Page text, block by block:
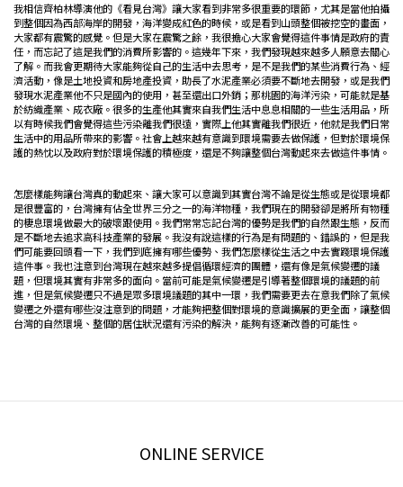
我相信齊柏林導演他的《看見台灣》讓大家看到非常多很重要的環節，尤其是當他拍攝
到整個因為西部海岸的開發，海洋變成紅色的時候，或是看到山頭整個被挖空的畫面，
大家都有震驚的感覺。但是大家在震驚之餘，我很擔心大家會覺得這件事情是政府的責
任，而忘記了這是我們的消費所影響的。這幾年下來，我們發現越來越多人願意去關心
了解。而我會更期待大家能夠從自己的生活中去思考，是不是我們的某些消費行為、經
濟活動，像是土地投資和房地產投資，助長了水泥產業必須要不斷地去開發，或是我們
發現水泥產業他不只是國內的使用，甚至還出口外銷；那桃園的海洋污染，可能就是基
於紡織產業、成衣廠。很多的生產他其實來自我們生活中息息相關的一些生活用品，所
以有時候我們會覺得這些污染離我們很遠，實際上他其實離我們很近，他就是我們日常
生活中的用品所帶來的影響。社會上越來越有意識到環境需要去做保護，但對於環境保
護的熱忱以及政府對於環境保護的積極度，還是不夠讓整個台灣動起來去做這件事情。
怎麼樣能夠讓台灣真的動起來、讓大家可以意識到其實台灣不論是從生態或是從環境都
是很豐富的，台灣擁有佔全世界三分之一的海洋物種，我們現在的開發卻是將所有物種
的棲息環境做最大的破壞跟使用。我們常常忘記台灣的優勢是我們的自然跟生態，反而
是不斷地去追求高科技產業的發展。我沒有說這樣的行為是有問題的、錯誤的，但是我
們可能要回頭看一下，我們到底擁有哪些優勢、我們怎麼樣從生活之中去實踐環境保護
這件事。我也注意到台灣現在越來越多提倡循環經濟的團體，還有像是氣候變遷的議
題，但環境其實有非常多的面向。當前可能是氣候變遷是引導著整個環境的議題的前
進，但是氣候變遷只不過是眾多環境議題的其中一環，我們需要更去在意我們除了氣候
變遷之外還有哪些沒注意到的問題，才能夠把整個對環境的意識擴展的更全面，讓整個
台灣的自然環境、整個的居住狀況還有污染的解決，能夠有逐漸改善的可能性。
ONLINE SERVICE